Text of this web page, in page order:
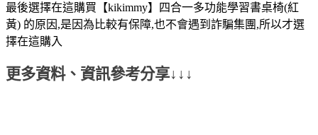
最後選擇在這購買【kikimmy】四合一多功能學習書桌椅(紅
黃) 的原因,是因為比較有保障,也不會遇到詐騙集團,所以才選
擇在這購入
更多資料、資訊參考分享↓↓↓